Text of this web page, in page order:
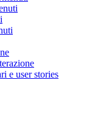
e user stories